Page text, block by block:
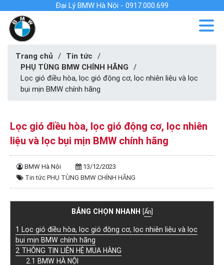
Đại Lý BMW Hà Nội - 0917.000.699
Trang chủ / Tin tức /
PHỤ TÙNG BMW CHÍNH HÃNG /
Lọc gió điều hòa, lọc gió động cơ, lọc nhiên liệu và lọc
bụi mịn BMW chính hãng
Lọc gió điều hòa, lọc gió động cơ, lọc nhiên
liệu và lọc bụi mịn BMW chính hãng
BMW Hà Nội
13/12/2023
Tin tức PHỤ TÙNG BMW CHÍNH HÃNG
BẢNG CHỌN NHANH [Ẩn]
1 Lọc gió điều hòa, lọc gió động cơ, lọc nhiên liệu và lọc
bụi mịn BMW chính hãng
2 THÔNG TIN LIÊN HỆ MUA HÀNG
2.1 BMW HÀ NỘI